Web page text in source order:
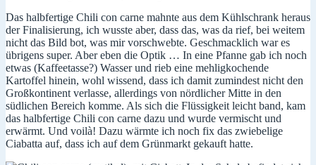
Das halbfertige Chili con carne mahnte aus dem Kühlschrank heraus
der Finalisierung, ich wusste aber, dass das, was da rief, bei weitem
nicht das Bild bot, was mir vorschwebte. Geschmacklich war es
übrigens super. Aber eben die Optik … In eine Pfanne gab ich noch
etwas (Kaffeetasse?) Wasser und rieb eine mehligkochende
Kartoffel hinein, wohl wissend, dass ich damit zumindest nicht den
Großkontinent verlasse, allerdings von nördlicher Mitte in den
südlichen Bereich komme. Als sich die Flüssigkeit leicht band, kam
das halbfertige Chili con carne dazu und wurde vermischt und
erwärmt. Und voilà! Dazu wärmte ich noch fix das zwiebelige
Ciabatta auf, dass ich auf dem Grünmarkt gekauft hatte.